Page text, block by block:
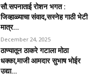
सौ.सपनाताई रोशन भगत :
जिव्हाळ्याचा संवाद,सस्नेह गाठी भेटी
मात्र...
December 24, 2025
ठाण्यातून ठाकरे गटाला मोठा
धक्का,माजी आमदार सुभाष भोईर
उद्या...